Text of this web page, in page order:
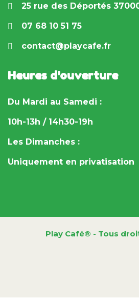
25 rue des Déportés
07 68 10 51 75
contact@playcafe.fr
Heures d'ouverture
Du Mardi au Samedi :
10h-13h / 14h30-19h
Les Dimanches :
Uniquement en privatisation
Play Café® - Tous